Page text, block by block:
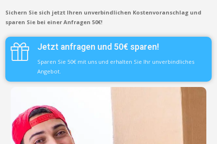
Sichern Sie sich jetzt Ihren unverbindlichen Kostenvoranschlag und
sparen Sie bei einer Anfragen 50€!
Jetzt anfragen und 50€ sparen!
Sparen Sie 50€ mit uns und erhalten Sie Ihr unverbindliches
Angebot.